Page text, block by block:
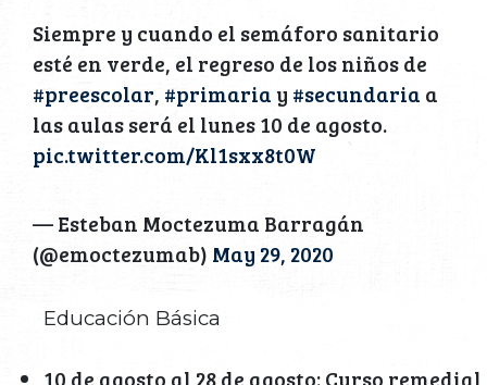
Siempre y cuando el semáforo sanitario
esté en verde, el regreso de los niños de
#preescolar, #primaria y #secundaria a
las aulas será el lunes 10 de agosto.
pic.twitter.com/Kl1sxx8t0W
— Esteban Moctezuma Barragán
(@emoctezumab) May 29, 2020
Educación Básica
10 de agosto al 28 de agosto: Curso remedial